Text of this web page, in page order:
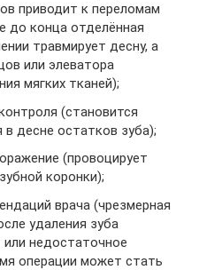
приводит к переломам
до конца отделённая
травмирует десну, а
или элеватора
мягких тканей);
(становится
в десне остатков зуба);
(провоцирует
коронки);
врача (чрезмерная
удаления зуба
недостаточное
операции может стать